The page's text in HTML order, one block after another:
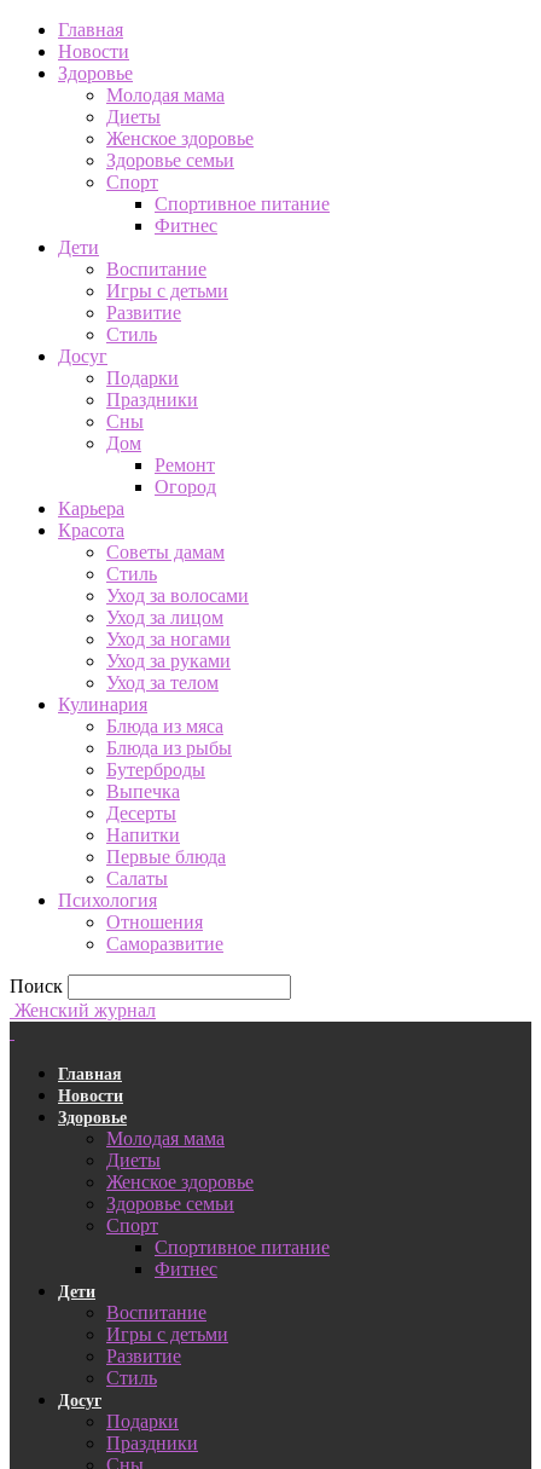
Главная
Новости
Здоровье
Молодая мама
Диеты
Женское здоровье
Здоровье семьи
Спорт
Спортивное питание
Фитнес
Дети
Воспитание
Игры с детьми
Развитие
Стиль
Досуг
Подарки
Праздники
Сны
Дом
Ремонт
Огород
Карьера
Красота
Советы дамам
Стиль
Уход за волосами
Уход за лицом
Уход за ногами
Уход за руками
Уход за телом
Кулинария
Блюда из мяса
Блюда из рыбы
Бутерброды
Выпечка
Десерты
Напитки
Первые блюда
Салаты
Психология
Отношения
Саморазвитие
Поиск
Женский журнал
Главная
Новости
Здоровье
Молодая мама
Диеты
Женское здоровье
Здоровье семьи
Спорт
Спортивное питание
Фитнес
Дети
Воспитание
Игры с детьми
Развитие
Стиль
Досуг
Подарки
Праздники
Сны